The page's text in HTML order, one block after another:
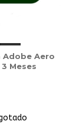
Adobe Aero
Meses